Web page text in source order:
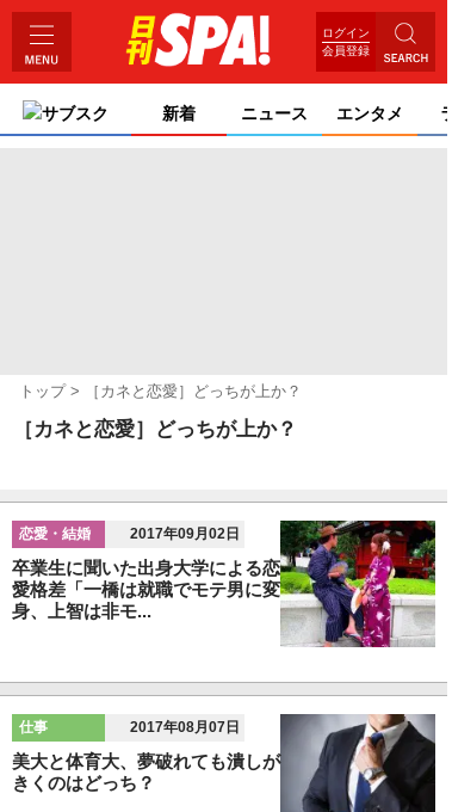
ログイン
会員登録
サブスク 新着 ニュース エンタメ
トップ ［カネと恋愛］どっちが上か？
［カネと恋愛］どっちが上か？
恋愛・結婚 2017年09月02日
卒業生に聞いた出身大学による恋
愛格差「一橋は就職でモテ男に変
身、上智は非モ...
仕事 2017年08月07日
美大と体育大、夢破れても潰しが
きくのはどっち？